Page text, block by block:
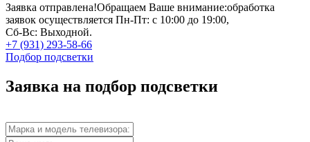
Заявка отправлена!Обращаем Ваше внимание:обработка
заявок осуществляется Пн-Пт: с 10:00 до 19:00,
Сб-Вс: Выходной.
+7 (931) 293-58-66
Подбор подсветки
Заявка на подбор подсветки